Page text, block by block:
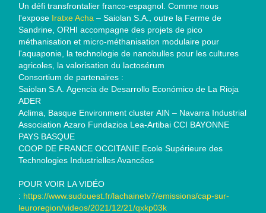
Un défi transfrontalier franco-espagnol. Comme nous
l'expose Iratxe Acha – Saiolan S.A., outre la Ferme de
Sandrine, ORHI accompagne des projets de pico
méthanisation et micro-méthanisation modulaire pour
l'aquaponie, la technologie de nanobulles pour les cultures
agricoles, la valorisation du lactosérum
Consortium de partenaires :
Saiolan S.A. Agencia de Desarrollo Económico de La Rioja
ADER
Aclima, Basque Environment cluster AIN – Navarra Industrial
Association Azaro Fundazioa Lea-Artibai CCI BAYONNE
PAYS BASQUE
COOP DE FRANCE OCCITANIE Ecole Supérieure des
Technologies Industrielles Avancées
POUR VOIR LA VIDÉO
: https://www.sudouest.fr/lachainetv7/emissions/cap-sur-
leuroregion/videos/2021/12/21/qxkp03k